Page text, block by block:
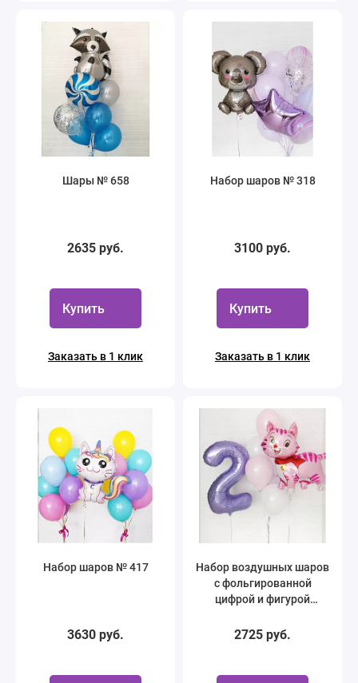
Шары № 658
2635 руб.
Купить
Заказать в 1 клик
Набор шаров № 318
3100 руб.
Купить
Заказать в 1 клик
Набор шаров № 417
3630 руб.
Набор воздушных шаров
с фольгированной
цифрой и фигурой
2725 руб.